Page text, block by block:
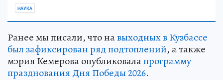
НАУКА
Ранее мы писали, что навыходных в Кузбассе
был зафиксирован ряд подтоплений, а также
мэрия Кемерова опубликовалапрограмму
празднования Дня Победы 2026.